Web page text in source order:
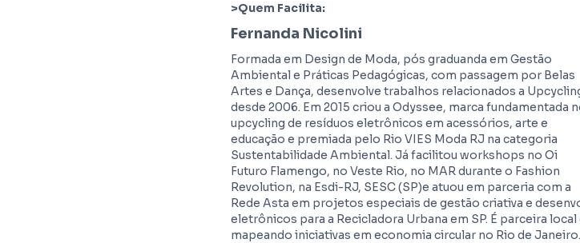
>Quem Facilita:
Fernanda Nicolini
Formada em Design de Moda, pós graduanda em Gestão
Ambiental e Práticas Pedagógicas, com passagem por Belas
Artes e Dança, desenvolve trabalhos relacionados a
desde 2006. Em 2015 criou a Odyssee, marca fundamentada
upcycling de resíduos eletrônicos em acessórios, arte e
educação e premiada pelo Rio VIES Moda RJ na categoria
Sustentabilidade Ambiental. Já facilitou workshops no Oi
Futuro Flamengo, no Veste Rio, no MAR durante o Fashion
Revolution, na Esdi-RJ, SESC (SP)e atuou em parceria com a
Rede Asta em projetos especiais de gestão criativa e
eletrônicos para a Recicladora Urbana em SP. É parceira
mapeando iniciativas em economia circular no Rio de